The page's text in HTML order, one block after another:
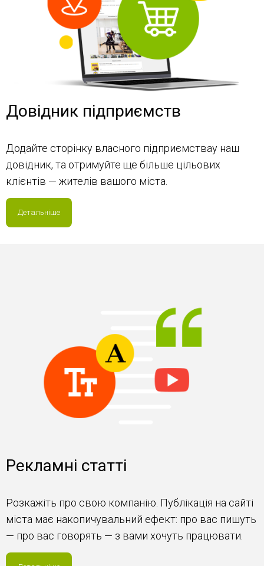
Довідник підприємств
Додайте сторінку власного підприємствау наш
довідник, та отримуйте ще більше цільових
клієнтів — жителів вашого міста.
Детальніше
Рекламні статті
Розкажіть про свою компанію. Публікація на сайті
міста має накопичувальний ефект: про вас пишуть
— про вас говорять — з вами хочуть працювати.